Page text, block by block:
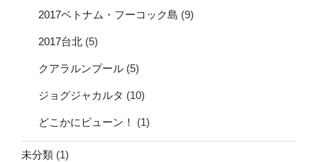
2017ベトナム・フーコック島 (9)
2017台北 (5)
クアラルンプール (5)
ジョグジャカルタ (10)
どこかにビューン！ (1)
未分類 (1)